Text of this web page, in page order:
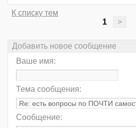
К списку тем
1
>
Добавить новое сообщение
Ваше имя:
Тема сообщения:
Сообщение: